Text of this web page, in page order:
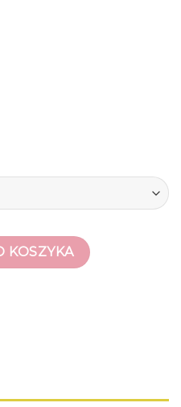
KOSZYKA